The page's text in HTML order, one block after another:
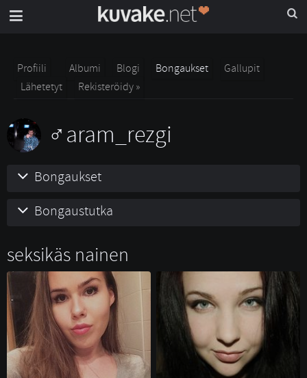
Profiili Albumi Blogi Bongaukset
Gallupit
Lähetetyt
Rekisteröidy »
aram_rezgi
Bongaukset
Bongaustutka
seksikäs nainen